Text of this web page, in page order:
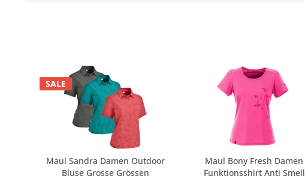
SALE
Maul Sandra Damen Outdoor
Bluse Grosse Grössen
Maul Bony Fresh Damen
Funktionsshirt Anti Smell